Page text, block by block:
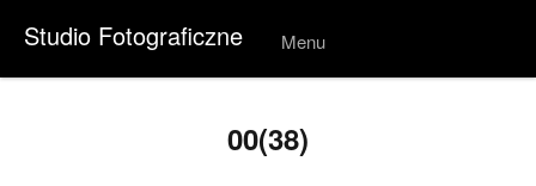
Studio Fotograficzne Menu
Skip to
00(38)